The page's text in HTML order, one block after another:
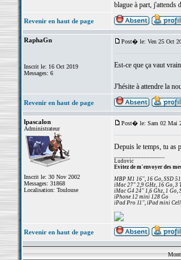
blague à part, j'attends
Revenir en haut de page
RaphaGn
Inscrit le: 16 Oct 2019
Messages: 6
Post� le: Ven 25 Oct
Est-ce que ça vaut
J'hésite à attendre la
Revenir en haut de page
lpascalon
Administrateur
Inscrit le: 30 Nov 2002
Messages: 31868
Localisation: Toulouse
Post� le: Sam 02 Mai
Depuis le temps, tu as
Ludovic
Evitez de m'envoyer des
MBP M1 16", 16 Go, SSD
iMac 27" 2,9 GHz, 16 Go, 3
iMac G4 24" 1,6 Ghz, 1 Go,
iPhone 12 mini 128 Go
iPad Pro 11", iPad mini
Revenir en haut de page